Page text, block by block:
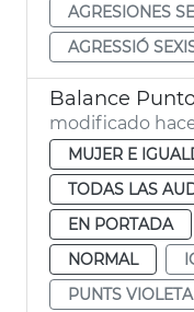
AGRESIONES
AGRESSIÓ
Balance
modificado
MUJER E
TODAS LAS
EN PORTADA
NORMAL
PUNTS VIOLETA